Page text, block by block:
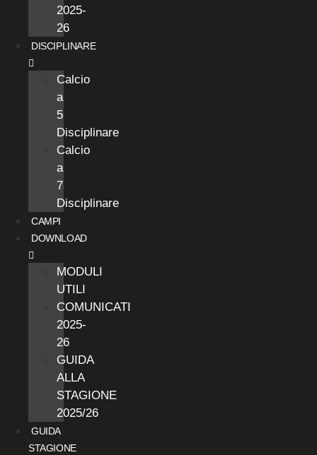
2025-
26
DISCIPLINARE
Calcio
a
5
Disciplinare
Calcio
a
7
Disciplinare
CAMPI
DOWNLOAD
MODULI
UTILI
COMUNICATI
2025-
26
GUIDA
ALLA
STAGIONE
2025/26
GUIDA
STAGIONE